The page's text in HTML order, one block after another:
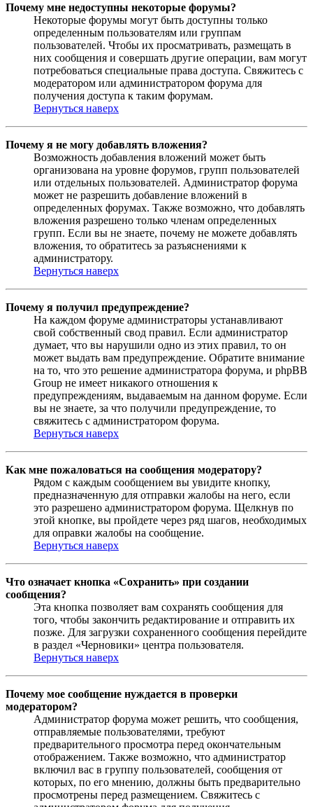
Почему мне недоступны некоторые форумы?
Некоторые форумы могут быть доступны только
определенным пользователям или группам
пользователей. Чтобы их просматривать, размещать в
них сообщения и совершать другие операции, вам могут
потребоваться специальные права доступа. Свяжитесь с
модератором или администратором форума для
получения доступа к таким форумам.
Вернуться наверх
Почему я не могу добавлять вложения?
Возможность добавления вложений может быть
организована на уровне форумов, групп пользователей
или отдельных пользователей. Администратор форума
может не разрешить добавление вложений в
определенных форумах. Также возможно, что добавлять
вложения разрешено только членам определенных
групп. Если вы не знаете, почему не можете добавлять
вложения, то обратитесь за разъяснениями к
администратору.
Вернуться наверх
Почему я получил предупреждение?
На каждом форуме администраторы устанавливают
свой собственный свод правил. Если администратор
думает, что вы нарушили одно из этих правил, то он
может выдать вам предупреждение. Обратите внимание
на то, что это решение администратора форума, и phpBB
Group не имеет никакого отношения к
предупреждениям, выдаваемым на данном форуме. Если
вы не знаете, за что получили предупреждение, то
свяжитесь с администратором форума.
Вернуться наверх
Как мне пожаловаться на сообщения модератору?
Рядом с каждым сообщением вы увидите кнопку,
предназначенную для отправки жалобы на него, если
это разрешено администратором форума. Щелкнув по
этой кнопке, вы пройдете через ряд шагов, необходимых
для оправки жалобы на сообщение.
Вернуться наверх
Что означает кнопка «Сохранить» при создании
сообщения?
Эта кнопка позволяет вам сохранять сообщения для
того, чтобы закончить редактирование и отправить их
позже. Для загрузки сохраненного сообщения перейдите
в раздел «Черновики» центра пользователя.
Вернуться наверх
Почему мое сообщение нуждается в проверки
модератором?
Администратор форума может решить, что сообщения,
отправляемые пользователями, требуют
предварительного просмотра перед окончательным
отображением. Также возможно, что администратор
включил вас в группу пользователей, сообщения от
которых, по его мнению, должны быть предварительно
просмотрены перед размещением. Свяжитесь с